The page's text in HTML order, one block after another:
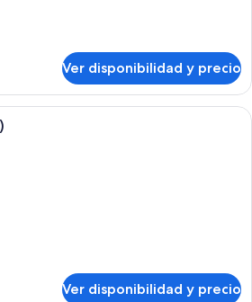
Ver disponibilidad y precio
Habitación de hotel con sofá,
Ver disponibilidad y precio